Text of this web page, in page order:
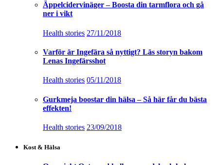
Äppelcidervinäger – Boosta din tarmflora och gå
ner i vikt
Health stories 27/11/2018
Varför är Ingefära så nyttigt? Läs storyn bakom
Lenas Ingefärsshot
Health stories 05/11/2018
Gurkmeja boostar din hälsa – Så här får du bästa
effekten!
Health stories 23/09/2018
Kost & Hälsa